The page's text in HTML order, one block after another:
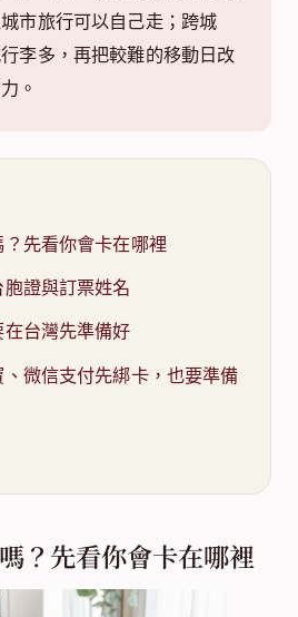
市旅行可以自己走；跨城
李多，再把較難的移動日改
。
先看你會卡在哪裡
證與訂票姓名
台灣先準備好
微信支付先綁卡，也要準備
？先看你會卡在哪裡